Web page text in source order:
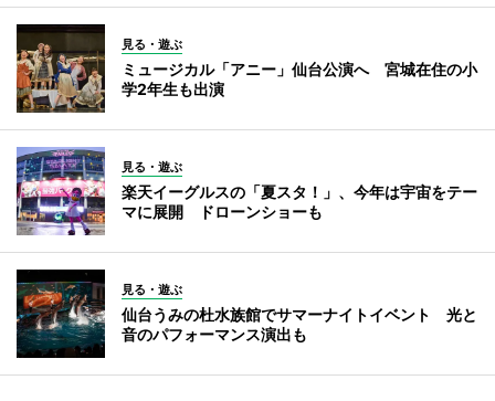
見る・遊ぶ
ミュージカル「アニー」仙台公演へ 宮城在住の小
学2年生も出演
見る・遊ぶ
楽天イーグルスの「夏スタ！」、今年は宇宙をテー
マに展開 ドローンショーも
見る・遊ぶ
仙台うみの杜水族館でサマーナイトイベント 光と
音のパフォーマンス演出も